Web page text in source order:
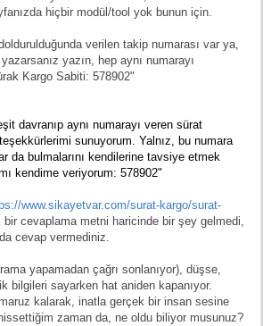
hiçbir modül/tool yok bunun için.
verilen takip numarası var ya,
yazın, hep aynı numarayı
Kargo Sabiti: 578902"
davranıp aynı numarayı veren sürat
sunuyorum. Yalnız, bu numara
da bulmalarını kendilerine tavsiye etmek
kendime veriyorum: 578902"
www.sikayetvar.com/surat-kargo/surat-
cevaplama metni haricinde bir şey gelmedi,
cevap vermediniz.
yapamadan çağrı sonlanıyor), düşse,
bilgileri sayarken hat aniden kapanıyor.
kalarak, inatla gerçek bir insan sesine
zaman da, ne oldu biliyor musunuz?